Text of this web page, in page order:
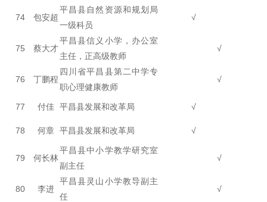
74 包安超
平昌县自然资源和规划局
一级科员
√
75 蔡大才
平昌县信义小学，办公室
主任，正高级教师
√
76 丁鹏程
四川省平昌县第二中学专
职心理健康教师
√
77 付佳 平昌县发展和改革局 √
78 何章 平昌县发展和改革局 √
79 何长林
平昌县中小学教学研究室
副主任
√
80 李进
平昌县灵山小学教导副主
任
√